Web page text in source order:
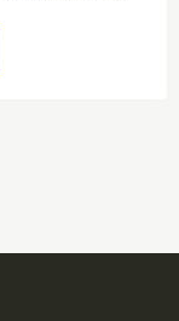
arayacaktır.
belirleyecek.